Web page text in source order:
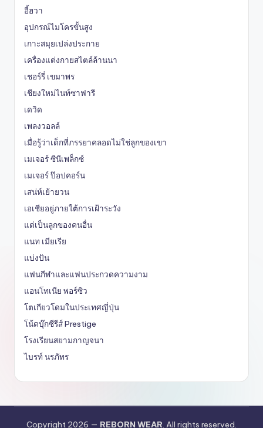
อี้ฮวา
อุปกรณ์ไมโครขั้นสูง
เกาะสมุยเปล่งประกาย
เครื่องแต่งกายสไตล์ล้านนา
เชอร์รี่ เขมาพร
เชียงใหม่ไนท์ซาฟารี
เดวิด
เพลงวอลล์
เมื่อรู้ว่าเด็กที่ภรรยาคลอดไม่ใช่ลูกของเขา
เมเจอร์ ซีนีเพล็กซ์
เมเจอร์ ป๊อปคอร์น
เสน่ห์เย้ายวน
เอเชียอยู่ภายใต้การเฝ้าระวัง
แต่เป็นลูกของคนอื่น
แนท เมียเรีย
แบ่งปัน
แฟนกีฬาและแฟนประกวดความงาม
แอนโทเนีย พอร์ซิว
โตเกียวโดมในประเทศญี่ปุ่น
โน้ตบุ๊กซีรีส์ Prestige
โรงเรียนสยามกาญจนา
ไบรท์ นรภัทร
Copyright 2026 — REBORN WEAR. All rights reserved.